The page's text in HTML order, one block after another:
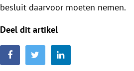
besluit daarvoor moeten nemen.
Deel dit artikel